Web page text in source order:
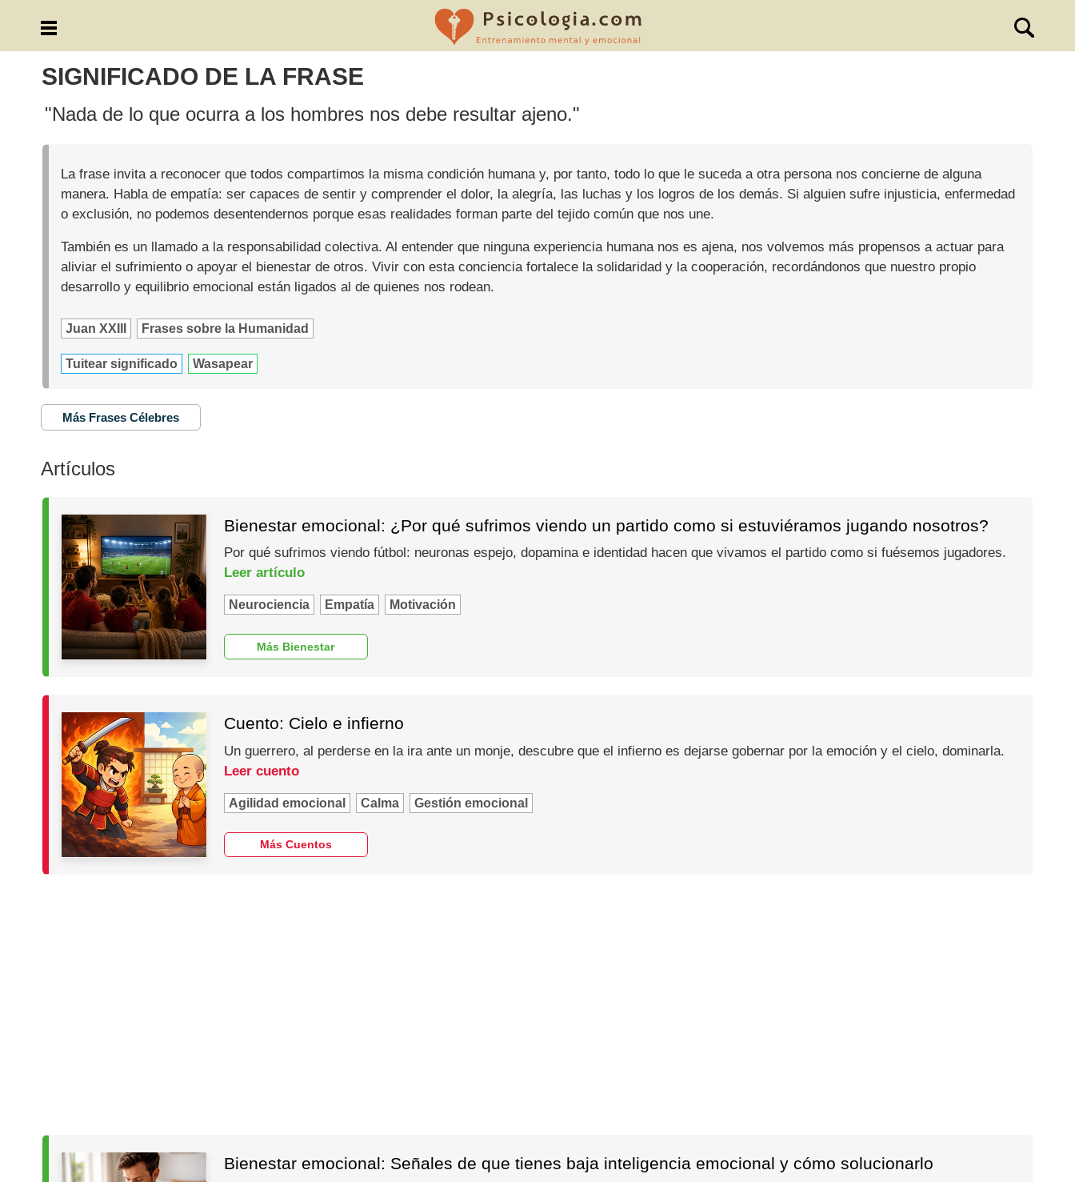
SIGNIFICADO DE LA FRASE
"Nada de lo que ocurra a los hombres nos debe resultar ajeno."
La frase invita a reconocer que todos compartimos la misma condición humana y, por tanto, todo lo que le suceda a otra persona nos concierne de alguna
manera. Habla de empatía: ser capaces de sentir y comprender el dolor, la alegría, las luchas y los logros de los demás. Si alguien sufre injusticia, enfermedad
o exclusión, no podemos desentendernos porque esas realidades forman parte del tejido común que nos une.
También es un llamado a la responsabilidad colectiva. Al entender que ninguna experiencia humana nos es ajena, nos volvemos más propensos a actuar para
aliviar el sufrimiento o apoyar el bienestar de otros. Vivir con esta conciencia fortalece la solidaridad y la cooperación, recordándonos que nuestro propio
desarrollo y equilibrio emocional están ligados al de quienes nos rodean.
Juan XXIII Frases sobre la Humanidad
Tuitear significado Wasapear
Más Frases Célebres
Artículos
Bienestar emocional: ¿Por qué sufrimos viendo un partido como si estuviéramos jugando nosotros?
Por qué sufrimos viendo fútbol: neuronas espejo, dopamina e identidad hacen que vivamos el partido como si fuésemos jugadores.
Leer artículo
Neurociencia Empatía Motivación
Más Bienestar
Cuento: Cielo e infierno
Un guerrero, al perderse en la ira ante un monje, descubre que el infierno es dejarse gobernar por la emoción y el cielo, dominarla.
Leer cuento
Agilidad emocional Calma Gestión emocional
Más Cuentos
Bienestar emocional: Señales de que tienes baja inteligencia emocional y cómo solucionarlo